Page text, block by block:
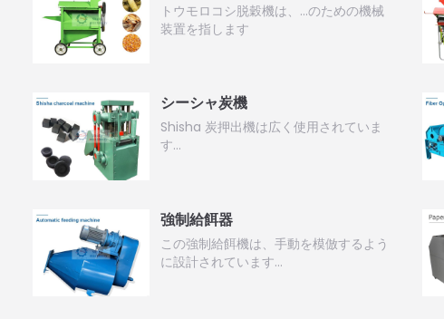
トウモロコシ脱穀機は、…のための機械
装置を指します
シーシャ炭機
Shisha 炭押出機は広く使用されていま
す…
強制給餌器
この強制給餌機は、手動を模倣するよう
に設計されています…